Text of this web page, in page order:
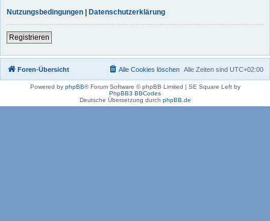
Nutzungsbedingungen | Datenschutzerklärung
Registrieren
Foren-Übersicht Alle Zeiten sind UTC+02:00
Alle Cookies löschen
Powered by phpBB® Forum Software © phpBB Limited | SE Square Left by
PhpBB3 BBCodes
Deutsche Übersetzung durch phpBB.de